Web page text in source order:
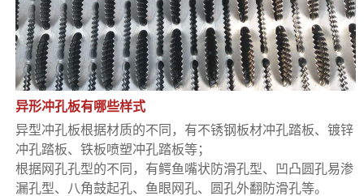
异形冲孔板有哪些样式
异型冲孔板根据材质的不同，有不锈钢板材冲孔踏板、镀锌
冲孔踏板、铁板喷塑冲孔踏板等；
根据网孔孔型的不同，有鳄鱼嘴状防滑孔型、凹凸圆孔易渗
漏孔型、八角鼓起孔、鱼眼网孔、圆孔外翻防滑孔等。